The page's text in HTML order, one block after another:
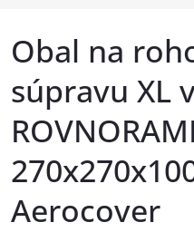
Obal na
súpravu XL
Aerocover